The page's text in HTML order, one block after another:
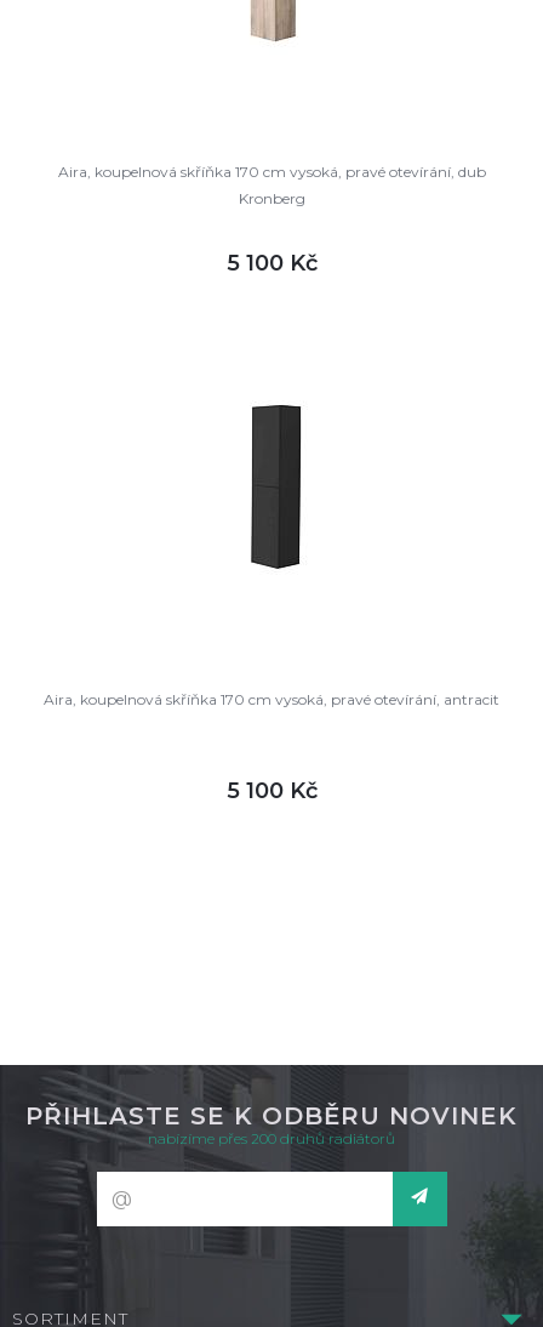
Aira, koupelnová skříňka 170 cm vysoká, pravé otevírání, dub
Kronberg
5 100 Kč
Aira, koupelnová skříňka 170 cm vysoká, pravé otevírání, antracit
5 100 Kč
PŘIHLASTE SE K ODBĚRU NOVINEK
nabízíme přes 200 druhů radiátorů
SORTIMENT